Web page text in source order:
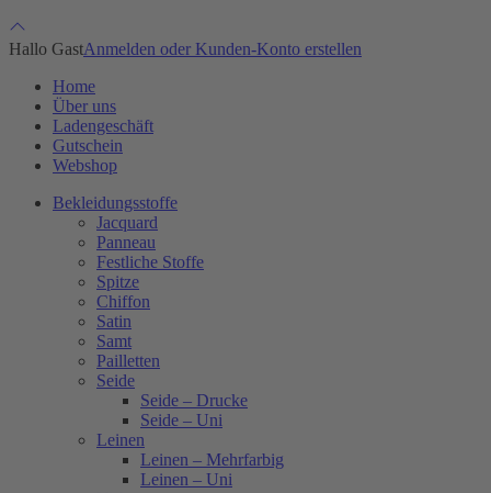
Hallo GastAnmelden oder Kunden-Konto erstellen
Home
Über uns
Ladengeschäft
Gutschein
Webshop
Bekleidungsstoffe
Jacquard
Panneau
Festliche Stoffe
Spitze
Chiffon
Satin
Samt
Pailletten
Seide
Seide – Drucke
Seide – Uni
Leinen
Leinen – Mehrfarbig
Leinen – Uni